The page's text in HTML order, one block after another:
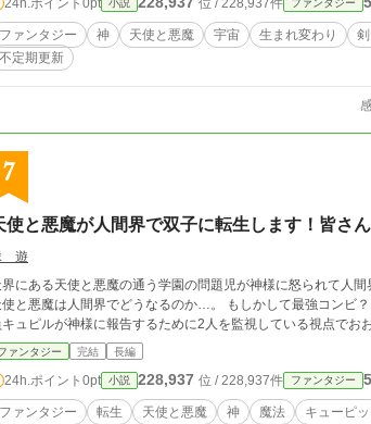
小説 位 / 228,937件 ファンタジー
ファンタジー 神 天使と悪魔 宇宙 生まれ変わり
不定期更新
7
使と悪魔が人間界で双子に転生します！皆さ
遊
にある天使と悪魔の通う学園の問題児が神様に怒られて人間界に転生するこ
魔は人間界でどうなるのか…。 もしかして最強コンビ？！の2人が巻き起こす人間界のお話です。 この物語は基本的に監視
ァンタジー 完結 長編
24h.ポイント 0pt 小説 228,937 位 / 228,937件 ファンタジー
ファンタジー 転生 天使と悪魔 神 魔法 キューピ